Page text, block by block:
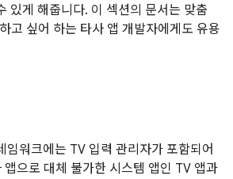
있게 해줍니다. 이 섹션의 문서는 맞춤
고 싶어 하는 타사 앱 개발자에게도 유용
워크에는 TV 입력 관리자가 포함되어
앱으로 대체 불가한 시스템 앱인 TV 앱과